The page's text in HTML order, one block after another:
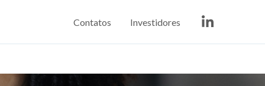
Contatos Investidores